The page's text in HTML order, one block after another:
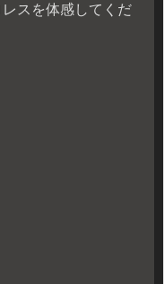
スを体感してくだ